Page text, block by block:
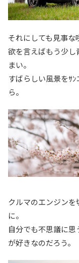
それにしても見事な
欲を言えばもう少し
まい。
すばらしい風景をｻ
ら。
クルマのエンジン
に。
自分でも不思議に
が好きなのだろう。